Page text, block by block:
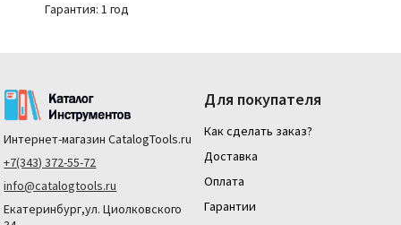
Гарантия: 1 год
Интернет-магазин CatalogTools.ru
+7(343) 372-55-72
info@catalogtools.ru
Екатеринбург,ул. Циолковского
Для покупателя
Как сделать заказ?
Доставка
Оплата
Гарантии